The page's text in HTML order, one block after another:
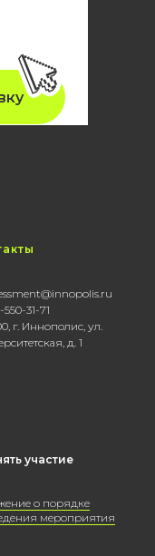
31-71
г. Иннополис, ул.
д. 1
участие
о порядке
мероприятия